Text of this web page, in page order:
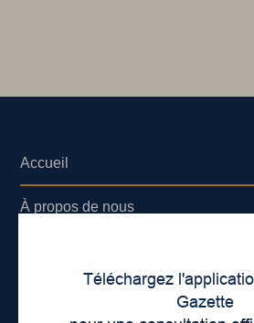
Téléchargez
Gazette
Accueil
À propos de nous